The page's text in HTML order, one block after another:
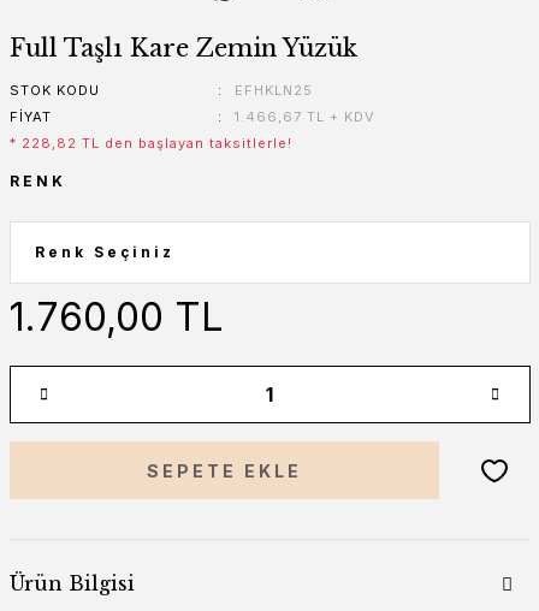
Full Taşlı Kare Zemin Yüzük
STOK KODU
EFHKLN25
FIYAT
1.466,67 TL + KDV
* 228,82 TL den başlayan taksitlerle!
RENK
1.760,00 TL
SEPETE EKLE
Ürün Bilgisi